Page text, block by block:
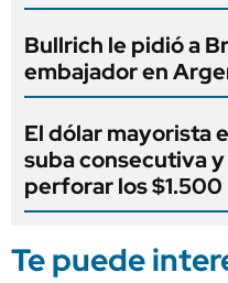
Bullrich le pidió a
embajador en
El dólar mayorista
suba consecutiva
perforar los $1.500
Te puede